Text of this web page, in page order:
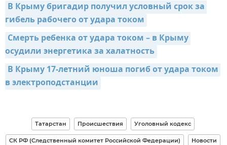
В Крыму бригадир получил условный срок за
гибель рабочего от удара током
Смерть ребенка от удара током – в Крыму
осудили энергетика за халатность
В Крыму 17-летний юноша погиб от удара током
в электроподстанции
Татарстан Происшествия Уголовный кодекс
СК РФ (Следственный комитет Российской Федерации) Новости